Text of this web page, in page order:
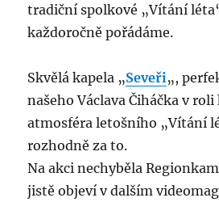
tradiční spolkové „Vítání
každoročně pořádáme.
Skvělá kapela „Seveři „,
našeho Václava Čiháčka v
atmosféra letošního „Vítání
rozhodně za to.
Na akci nechyběla
jistě objeví v dalším